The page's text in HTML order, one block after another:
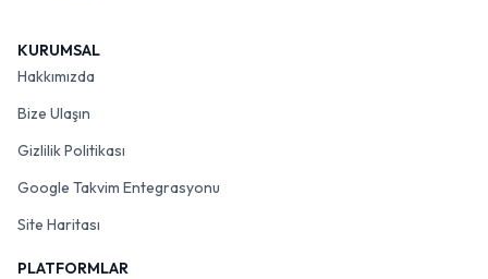
KURUMSAL
Hakkımızda
Bize Ulaşın
Gizlilik Politikası
Google Takvim Entegrasyonu
Site Haritası
PLATFORMLAR